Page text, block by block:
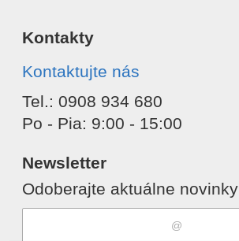
Kontakty
Kontaktujte nás
Tel.: 0908 934 680
Po - Pia: 9:00 - 15:00
Newsletter
Odoberajte aktuálne novinky